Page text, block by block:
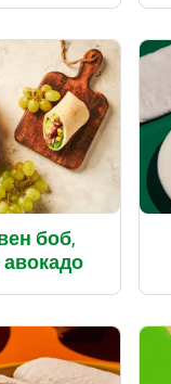
боб,